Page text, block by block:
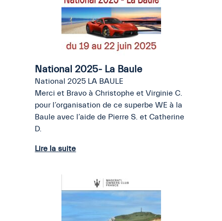
National 2025- La Baule
National 2025 LA BAULE
Merci et Bravo à Christophe et Virginie C.
pour l’organisation de ce superbe WE à la
Baule avec l’aide de Pierre S. et Catherine
D.
Lire la suite